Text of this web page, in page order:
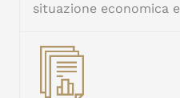
situazione economica